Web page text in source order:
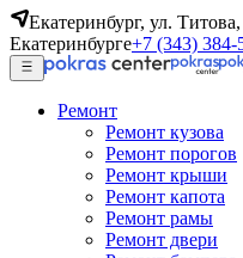
Екатеринбург, ул. Титова,
Екатеринбурге+7 (343) 384-
Ремонт
Ремонт кузова
Ремонт порогов
Ремонт крыши
Ремонт капота
Ремонт рамы
Ремонт двери